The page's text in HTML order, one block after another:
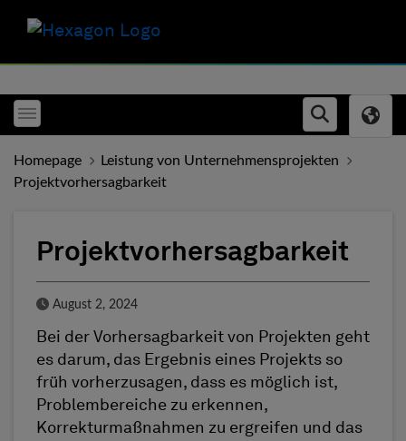
Toggle menubar Open
Homepage
Leistung von Unternehmensprojekten
Projektvorhersagbarkeit
Projektvorhersagbarkeit
Published Date
August 2, 2024
Bei der Vorhersagbarkeit von Projekten geht
es darum, das Ergebnis eines Projekts so
früh vorherzusagen, dass es möglich ist,
Problembereiche zu erkennen,
Korrekturmaßnahmen zu ergreifen und das